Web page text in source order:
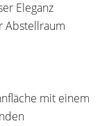
Eleganz
Abstellraum
mit einem